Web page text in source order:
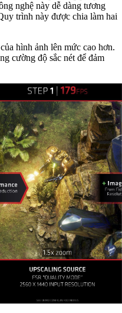
nghệ này dễ dàng tương
trình này được chia làm hai
hình ảnh lên mức cao hơn.
cường độ sắc nét để đảm